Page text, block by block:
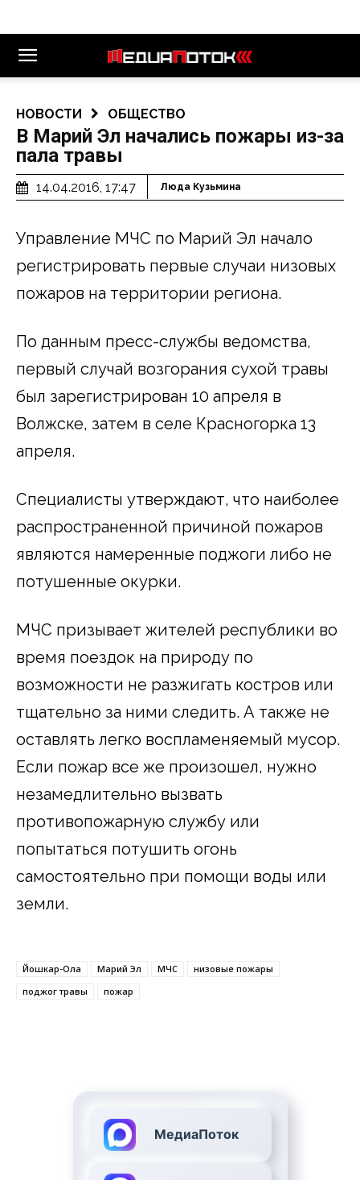
НОВОСТИ ОБЩЕСТВО
В Марий Эл начались пожары из-за
пала травы
14.04.2016, 17:47 Люда Кузьмина
Управление МЧС по Марий Эл начало
регистрировать первые случаи низовых
пожаров на территории региона.
По данным пресс-службы ведомства,
первый случай возгорания сухой травы
был зарегистрирован 10 апреля в
Волжске, затем в селе Красногорка 13
апреля.
Специалисты утверждают, что наиболее
распространенной причиной пожаров
являются намеренные поджоги либо не
потушенные окурки.
МЧС призывает жителей республики во
время поездок на природу по
возможности не разжигать костров или
тщательно за ними следить. А также не
оставлять легко воспламеняемый мусор.
Если пожар все же произошел, нужно
незамедлительно вызвать
противопожарную службу или
попытаться потушить огонь
самостоятельно при помощи воды или
земли.
Йошкар-Ола Марий Эл МЧС
низовые пожары
поджог травы
пожар
МедиаПоток